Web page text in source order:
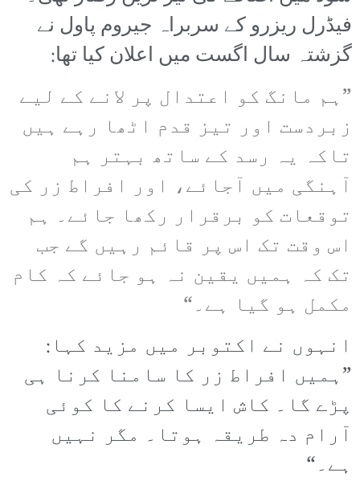
فیڈرل ریزرو کے سربراہ جیروم پاول نے
گزشتہ سال اگست میں اعلان کیا تھا:
”ہم مانگ کو اعتدال پر لانے کے لیے
زبردست اور تیز قدم اٹھا رہے ہیں
تاکہ یہ رسد کے ساتھ بہتر ہم
آہنگی میں آجائے، اور افراط زر کی
توقعات کو برقرار رکھا جائے۔ ہم
اس وقت تک اس پر قائم رہیں گے جب
تک کہ ہمیں یقین نہ ہو جائے کہ کام
مکمل ہو گیا ہے۔“
انہوں نے اکتوبر میں مزید کہا:
”ہمیں افراط زر کا سامنا کرنا ہی
پڑے گا۔ کاش ایسا کرنے کا کوئی
آرام دہ طریقہ ہوتا۔ مگر نہیں
ہے۔“